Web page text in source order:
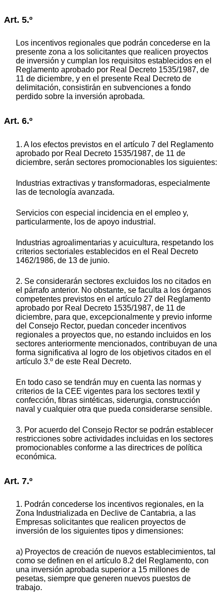
Art. 5.º
Los incentivos regionales que podrán concederse en la
presente zona a los solicitantes que realicen proyectos
de inversión y cumplan los requisitos establecidos en el
Reglamento aprobado por Real Decreto 1535/1987, de
11 de diciembre, y en el presente Real Decreto de
delimitación, consistirán en subvenciones a fondo
perdido sobre la inversión aprobada.
Art. 6.º
1. A los efectos previstos en el artículo 7 del Reglamento
aprobado por Real Decreto 1535/1987, de 11 de
diciembre, serán sectores promocionables los siguientes:
Industrias extractivas y transformadoras, especialmente
las de tecnología avanzada.
Servicios con especial incidencia en el empleo y,
particularmente, los de apoyo industrial.
Industrias agroalimentarias y acuicultura, respetando los
criterios sectoriales establecidos en el Real Decreto
1462/1986, de 13 de junio.
2. Se considerarán sectores excluidos los no citados en
el párrafo anterior. No obstante, se faculta a los órganos
competentes previstos en el artículo 27 del Reglamento
aprobado por Real Decreto 1535/1987, de 11 de
diciembre, para que, excepcionalmente y previo informe
del Consejo Rector, puedan conceder incentivos
regionales a proyectos que, no estando incluidos en los
sectores anteriormente mencionados, contribuyan de una
forma significativa al logro de los objetivos citados en el
artículo 3.º de este Real Decreto.
En todo caso se tendrán muy en cuenta las normas y
criterios de la CEE vigentes para los sectores textil y
confección, fibras sintéticas, siderurgia, construcción
naval y cualquier otra que pueda considerarse sensible.
3. Por acuerdo del Consejo Rector se podrán establecer
restricciones sobre actividades incluidas en los sectores
promocionables conforme a las directrices de política
económica.
Art. 7.º
1. Podrán concederse los incentivos regionales, en la
Zona Industrializada en Declive de Cantabria, a las
Empresas solicitantes que realicen proyectos de
inversión de los siguientes tipos y dimensiones:
a) Proyectos de creación de nuevos establecimientos, tal
como se definen en el artículo 8.2 del Reglamento, con
una inversión aprobada superior a 15 millones de
pesetas, siempre que generen nuevos puestos de
trabajo.